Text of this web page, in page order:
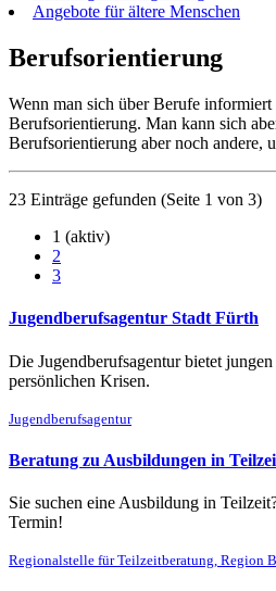
Angebote für ältere Menschen
Berufsorientierung
Wenn man sich über Berufe informiert
Berufsorientierung. Man kann sich
Berufsorientierung aber noch andere,
23 Einträge gefunden (Seite 1 von 3)
1 (aktiv)
2
3
Jugendberufsagentur Stadt Fürth
Die Jugendberufsagentur bietet
persönlichen Krisen.
Jugendberufsagentur
Beratung zu Ausbildungen in
Sie suchen eine Ausbildung in
Termin!
Regionalstelle für Teilzeitberatung, Region